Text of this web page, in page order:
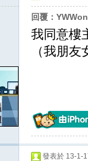
回覆：
我同意樓
（我朋
發表於 13-1-